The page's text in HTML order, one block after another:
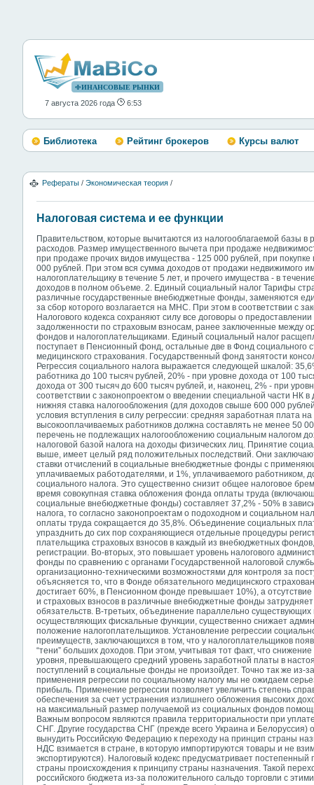
ФИНАНСОВЫЕ РЫНКИ
7 августа 2026 года 6:53
Библиотека Рейтинг брокеров Курсы валют
Рефераты / Экономическая теория /
Налоговая система и ее функции
Правительством, которые вычитаются из налогооблагаемой базы
расходов. Размер имущественного вычета при продаже
при продаже прочих видов имущества - 125 000 рублей, при
000 рублей. При этом вся сумма доходов от продажи недвижимого
налогоплательщику в течение 5 лет, и прочего имущества - в
доходов в полном объеме. 2. Единый социальный налог Тарифы
различные государственные внебюджетные фонды, заменяются
за сбор которого возлагается на МНС. При этом в соответствии с
Налогового кодекса сохраняют силу все договоры о
задолженности по страховым взносам, ранее заключенные между
фондов и налогоплательщиками. Единый социальный налог
поступает в Пенсионный фонд, остальные две в Фонд социального
медицинского страхования. Государственный фонд занятости
Регрессия социального налога выражается следующей шкалой:
работника до 100 тысяч рублей, 20% - при уровне дохода от 100
дохода от 300 тысяч до 600 тысяч рублей, и, наконец, 2% - при
соответствии с законопроектом о введении специальной части НК
нижняя ставка налогообложения (для доходов свыше 600 000
условия вступления в силу регрессии: средняя заработная плата
высокооплачиваемых работников должна составлять не менее 50
перечень не подлежащих налогообложению социальным налогом
налоговой базой налога на доходы физических лиц. Принятие
выше, имеет целый ряд положительных последствий. Они
ставки отчислений в социальные внебюджетные фонды с
уплачиваемых работодателями, и 1%, уплачиваемого работником,
социального налога. Это существенно снизит общее налоговое
время совокупная ставка обложения фонда оплаты труда
социальные внебюджетные фонды) составляет 37,2% - 50% в
налога, то согласно законопроектам о подоходном и социальном
оплаты труда сокращается до 35,8%. Объединение социальных
упразднить до сих пор сохраняющиеся отдельные процедуры
плательщика страховых взносов в каждый из внебюджетных
регистрации. Во-вторых, это повышает уровень налогового
фонды по сравнению с органами Государственной налоговой
организационно-техническими возможностями для контроля за
объясняется то, что в Фонде обязательного медицинского
достигает 60%, в Пенсионном фонде превышает 10%), а
и страховых взносов в различные внебюджетные фонды
обязательств. В-третьих, объединение параллельно существующих
осуществляющих фискальные функции, существенно снижает
положение налогоплательщиков. Установление регрессии
преимуществ, заключающихся в том, что у налогоплательщиков
“тени” больших доходов. При этом, учитывая тот факт, что
уровня, превышающего средний уровень заработной платы в
поступлений в социальные фонды не произойдет. Точно так же из-
применения регрессии по социальному налогу мы не ожидаем
прибыль. Применение регрессии позволяет увеличить степень
обеспечения за счет устранения излишнего обложения высоких
на максимальный размер получаемой из социальных фондов
Важным вопросом являются правила территориальности при
СНГ. Другие государства СНГ (прежде всего Украина и
вынудить Российскую Федерацию к переходу на принцип страны
НДС взимается в стране, в которую импортируются товары и не
экспортируются). Налоговый кодекс предусматривает
страны происхождения к принципу страны назначения. Такой
российского бюджета из-за положительного сальдо торговли с